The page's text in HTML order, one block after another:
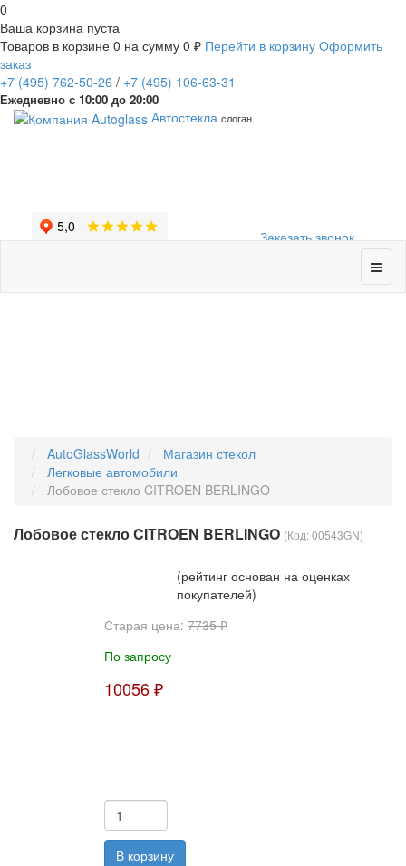
0
Ваша корзина пуста
Товаров в корзине 0 на сумму 0 ₽ Перейти в корзину Оформить
заказ
+7 (495) 762-50-26 / +7 (495) 106-63-31
Ежедневно с 10:00 до 20:00
Заказать звонок
Автостекла слоган
AutoGlassWorld
Магазин стекол
Легковые автомобили
Лобовое стекло CITROEN BERLINGO
Лобовое стекло CITROEN BERLINGO (Код:00543GN)
(рейтинг основан на оценках
покупателей)
Старая цена: 7735 ₽
По запросу
10056 ₽